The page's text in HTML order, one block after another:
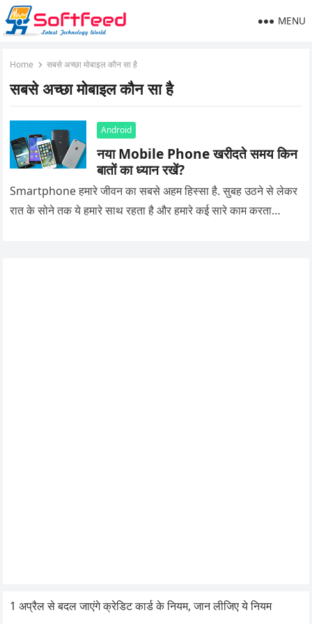
MENU
Home सबसे अच्छा मोबाइल कौन सा है
सबसे अच्छा मोबाइल कौन सा है
Android
नया Mobile Phone खरीदते समय किन
बातों का ध्यान रखें?
Smartphone हमारे जीवन का सबसे अहम हिस्सा है. सुबह उठने से लेकर
रात के सोने तक ये हमारे साथ रहता है और हमारे कई सारे काम करता…
1 अप्रैल से बदल जाएंगे क्रेडिट कार्ड के नियम, जान लीजिए ये नियम